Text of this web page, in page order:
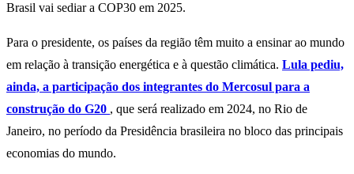
Brasil vai sediar a COP30 em 2025.
Para o presidente, os países da região têm muito a ensinar ao mundo
em relação à transição energética e à questão climática. Lula pediu,
ainda, a participação dos integrantes do Mercosul para a
construção do G20 , que será realizado em 2024, no Rio de
Janeiro, no período da Presidência brasileira no bloco das principais
economias do mundo.